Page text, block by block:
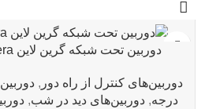
دوربین تحت شبکه گرین لاین Smart Home Camera
دوربین‌های کنترل از راه دور ,
درجه,دوربین‌های دید در شب,